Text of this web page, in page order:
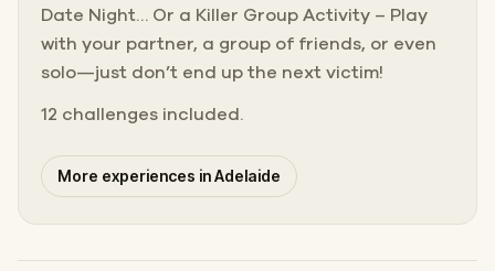
Date Night… Or a Killer Group Activity – Play
with your partner, a group of friends, or even
solo—just don’t end up the next victim!
12 challenges included.
More experiences in Adelaide